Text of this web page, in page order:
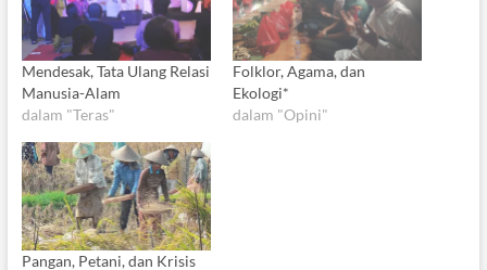
Mendesak, Tata Ulang Relasi
Manusia-Alam
dalam "Teras"
Folklor, Agama, dan
Ekologi*
dalam "Opini"
Pangan, Petani, dan Krisis